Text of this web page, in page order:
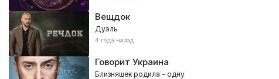
Вещдок
Дуэль
4 года назад
Говорит Украина
Близняшек родила – одну